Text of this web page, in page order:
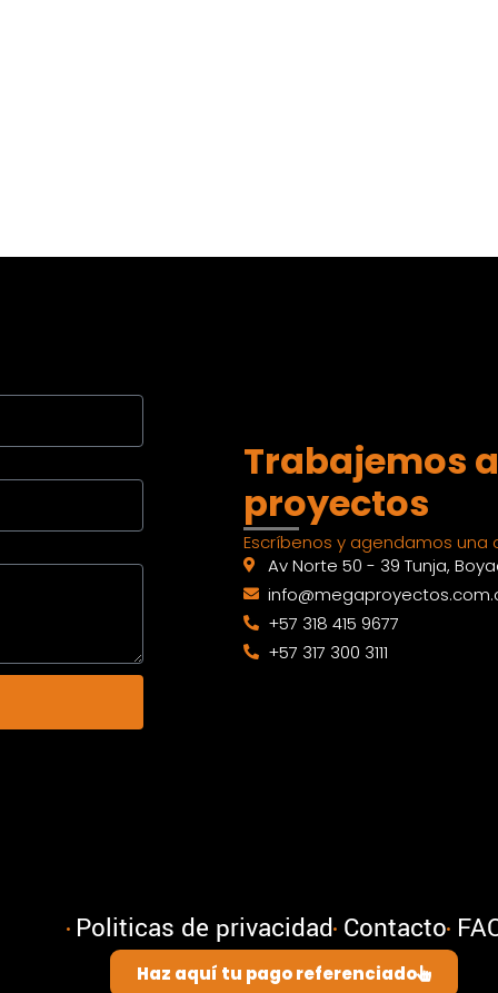
Trabajemos
proyectos
Escríbenos y agendamos
Av Norte 50 - 39 Tunja,
+57 318 415 9677
+57 317 300 3111
Politicas de privacidad Contacto
Haz aquí tu pago referenciado